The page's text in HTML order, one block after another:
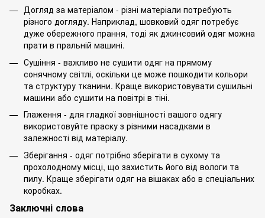
Догляд за матеріалом - різні матеріали потребують
різного догляду. Наприклад, шовковий одяг потребує
дуже обережного прання, тоді як джинсовий одяг можна
прати в пральній машині.
Сушіння - важливо не сушити одяг на прямому
сонячному світлі, оскільки це може пошкодити кольори
та структуру тканини. Краще використовувати сушильні
машини або сушити на повітрі в тіні.
Глаження - для гладкої зовнішності вашого одягу
використовуйте праску з різними насадками в
залежності від матеріалу.
Зберігання - одяг потрібно зберігати в сухому та
прохолодному місці, що захистить його від вологи та
пилу. Краще зберігати одяг на вішаках або в спеціальних
коробках.
Заключні слова